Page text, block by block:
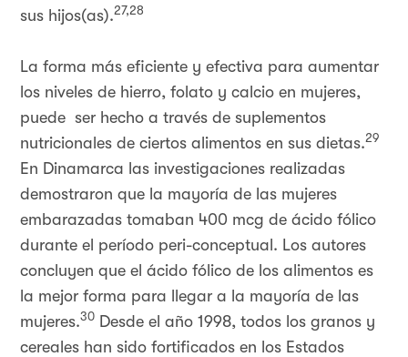
sus hijos(as).27,28
La forma más eficiente y efectiva para aumentar
los niveles de hierro, folato y calcio en mujeres,
puede ser hecho a través de suplementos
nutricionales de ciertos alimentos en sus dietas.29
En Dinamarca las investigaciones realizadas
demostraron que la mayoría de las mujeres
embarazadas tomaban 400 mcg de ácido fólico
durante el período peri-conceptual. Los autores
concluyen que el ácido fólico de los alimentos es
la mejor forma para llegar a la mayoría de las
mujeres.30 Desde el año 1998, todos los granos y
cereales han sido fortificados en los Estados